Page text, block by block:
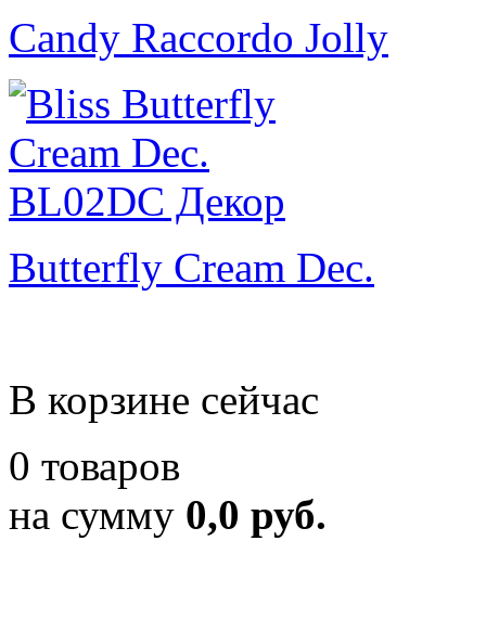
Candy Raccordo Jolly
Butterfly Cream Dec.
В корзине сейчас
0 товаров
на сумму 0,0 руб.